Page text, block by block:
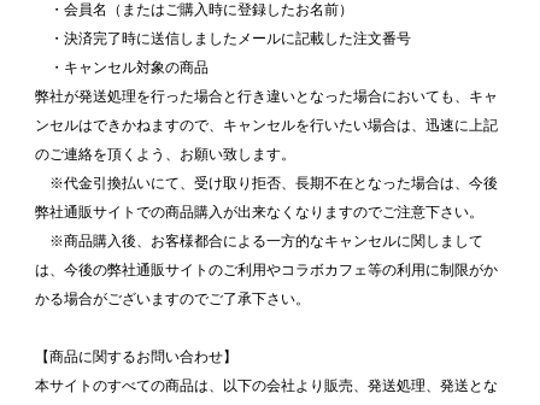
・会員名（またはご購入時に登録したお名前）
・決済完了時に送信しましたメールに記載した注文番号
・キャンセル対象の商品
弊社が発送処理を行った場合と行き違いとなった場合においても、キャ
ンセルはできかねますので、キャンセルを行いたい場合は、迅速に上記
のご連絡を頂くよう、お願い致します。
※代金引換払いにて、受け取り拒否、長期不在となった場合は、今後
弊社通販サイトでの商品購入が出来なくなりますのでご注意下さい。
※商品購入後、お客様都合による一方的なキャンセルに関しまして
は、今後の弊社通販サイトのご利用やコラボカフェ等の利用に制限がか
かる場合がございますのでご了承下さい。
【商品に関するお問い合わせ】
本サイトのすべての商品は、以下の会社より販売、発送処理、発送とな